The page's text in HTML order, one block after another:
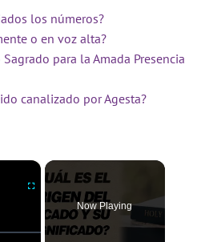
los números?
o en voz alta?
para la Amada Presencia
canalizado por Agesta?
×
Now Playing